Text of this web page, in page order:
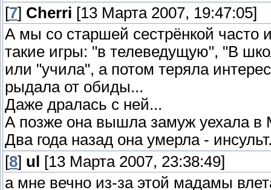
[7] Cherri [13 Марта 2007, 19:47:05]
А мы со старшей сестрёнкой часто
такие игры: "в телеведущую", "В
или "учила", а потом теряла
рыдала от обиды...
Даже дралась с ней...
А позже она вышла замуж уехала в
Два года назад она умерла -
[8] ul
[13 Марта 2007, 23:38:49]
а мне вечно из-за этой мадамы